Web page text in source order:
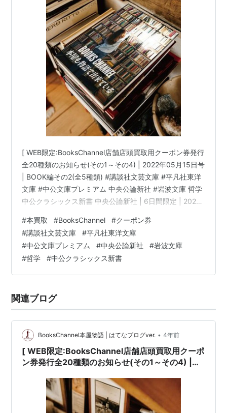
[ WEB限定:BooksChannel店舗店頭買取用クーポン券発行
全20種類のお知らせ(その1～その4) | 2022年05月15日号
| BOOK編その2(全5種類) #講談社文芸文庫 #平凡社東洋
文庫 #中公文庫プレミアム 中央公論新社 #岩波文庫 哲学
中公クラシックス新書 中央公論新社 | 6日間限定 | 2022
booksch.net Books Channel( ブックスチャンネル )〒
581-0013 大阪府八尾市山本町南１丁目７−7番20号 ミヤ
コ書店内書物は知恵の泉... 音楽は癒やしの泉…生活に読
書・暮らしに働く本…
#本買取 #BooksChannel #クーポン券
#講談社文芸文庫 #平凡社東洋文庫
#中公文庫プレミアム #中央公論新社 #岩波文庫
#哲学 #中公クラシックス新書
関連ブログ
BooksChannel本屋物語 | はてなブログver. • 4年前
[ WEB限定:BooksChannel店舗店頭買取用クーポ
ン券発行全20種類のお知らせ(その1～その4) |
中公クラシックス新書 #中公文庫プレミアム
#GORO ゴロー(小学館) #スコラ(講談社･スコラ)
#宝島[※重要]JICC出版時代 | 6日間限定 | 2022